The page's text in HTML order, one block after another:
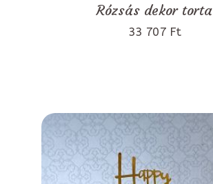
Rózsás dekor torta
33 707 Ft